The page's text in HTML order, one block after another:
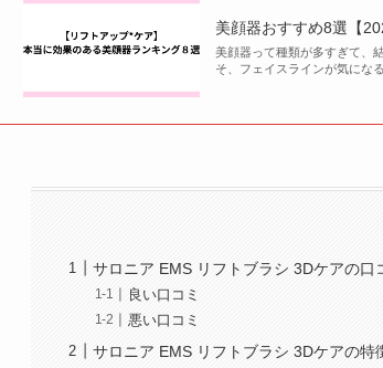
美顔器おすすめ8選【
美顔器って種類が多すぎて、
そ、フェイスラインが気にな
サロニア EMS リフトブラシ 3Dケアの口
良い口コミ
悪い口コミ
サロニア EMS リフトブラシ 3Dケアの特